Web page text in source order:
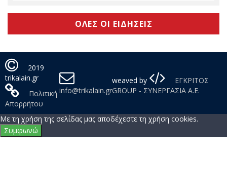
Απορρήτου
weaved by
ΕΓΚΡΙΤΟΣ
Με τη χρήση της σελίδας μας αποδέχεστε τη χρήση cookies.
Συμφωνώ